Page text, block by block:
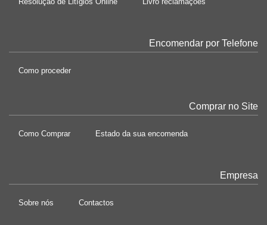
Encomendar por Telefone
Como proceder
Comprar no Site
Como Comprar Estado da sua encomenda
Empresa
Sobre nós Contactos